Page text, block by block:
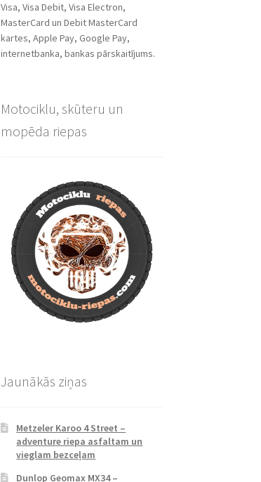
Visa, Visa Debit, Visa Electron,
MasterCard un Debit MasterCard
kartes, Apple Pay, Google Pay,
internetbanka, bankas pārskaitījums.
Motociklu, skūteru un
mopēda riepas
Jaunākās ziņas
Metzeler Karoo 4 Street –
adventure riepa asfaltam un
vieglam bezceļam
Dunlop Geomax MX34 –